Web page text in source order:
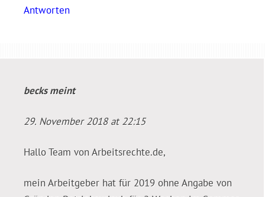
Antworten
becksmeint
29. November 2018 at 22:15
Hallo Team von Arbeitsrechte.de,
mein Arbeitgeber hat für 2019 ohne Angabe von